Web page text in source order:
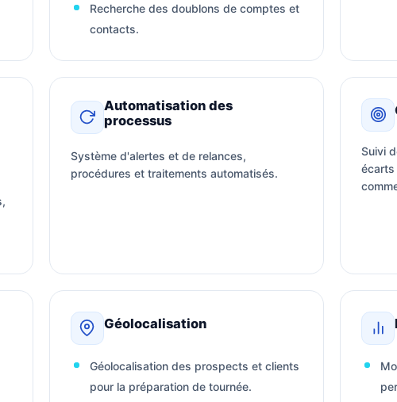
Recherche des doublons de comptes et
contacts.
Automatisation des
processus
Système d'alertes et de relances,
procédures et traitements automatisés.
Suivi
écarts
Géolocalisation
Géolocalisation des prospects et clients
pour la préparation de tournée.